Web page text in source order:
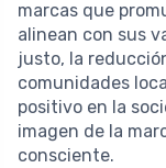
marcas que
alinean con sus
justo, la
comunidades
positivo en la
imagen de la
consciente.